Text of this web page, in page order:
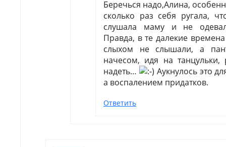
Беречься надо,Алина,
сколько раз себя ругала,
слушала маму и не
Правда, в те далекие
слыхом не слышали, а
начесом, идя на
надеть…
Аукнулось это
а воспалением придатков.
Ответить